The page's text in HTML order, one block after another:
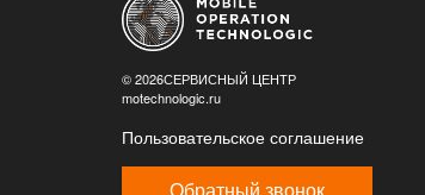
© 2026СЕРВИСНЫЙ ЦЕНТР
motechnologic.ru
Пользовательское соглашение